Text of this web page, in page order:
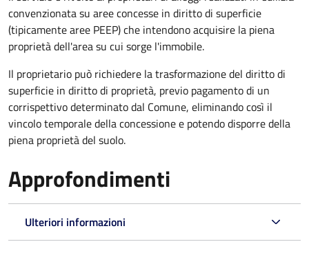
convenzionata su aree concesse in diritto di superficie
(tipicamente aree PEEP) che intendono acquisire la piena
proprietà dell'area su cui sorge l'immobile.
Il proprietario può richiedere la trasformazione del diritto di
superficie in diritto di proprietà, previo pagamento di un
corrispettivo determinato dal Comune, eliminando così il
vincolo temporale della concessione e potendo disporre della
piena proprietà del suolo.
Approfondimenti
Ulteriori informazioni